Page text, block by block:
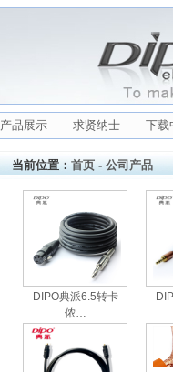
产品展示 求贤纳士 下载
当前位置： 首页- 公司产品
DIPO典派6.5转卡
侬…